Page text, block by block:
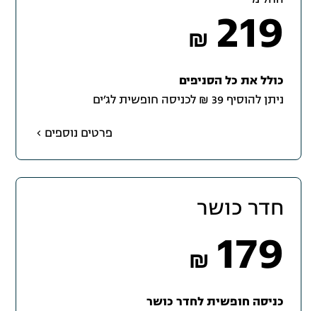
₪ 219
כולל את כל הסניפים
ניתן להוסיף 39 ₪ לכניסה חופשית לג׳ים
פרטים נוספים
חדר כושר
₪ 179
כניסה חופשית לחדר כושר